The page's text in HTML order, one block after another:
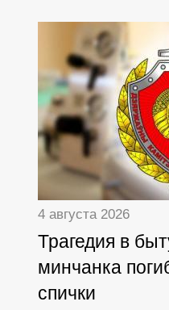
4 августа 2026
Трагедия в
минчанка
спички